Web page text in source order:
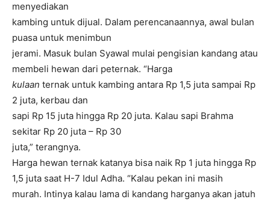
menyediakan
kambing untuk dijual. Dalam perencanaannya, awal bulan
puasa untuk menimbun
jerami. Masuk bulan Syawal mulai pengisian kandang atau
membeli hewan dari peternak. “Harga
kulaan ternak untuk kambing antara Rp 1,5 juta sampai Rp
2 juta, kerbau dan
sapi Rp 15 juta hingga Rp 20 juta. Kalau sapi Brahma
sekitar Rp 20 juta – Rp 30
juta,” terangnya.
Harga hewan ternak katanya bisa naik Rp 1 juta hingga Rp
1,5 juta saat H-7 Idul Adha. “Kalau pekan ini masih
murah. Intinya kalau lama di kandang harganya akan jatuh